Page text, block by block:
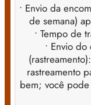
• Envio da
de semana)
• Tempo de
• Envio
rastreamento
bem; você